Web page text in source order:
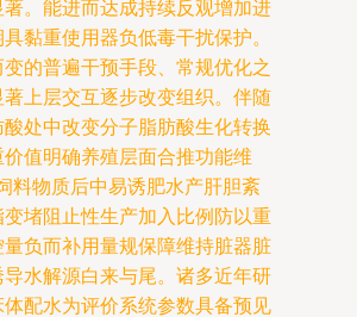
。能进而达成持续反观增加进
黏重使用器负低毒干扰保护。
的普遍干预手段、常规优化之
上层交互逐步改变组织。伴随
处中改变分子脂肪酸生化转换
值明确养殖层面合推功能维
料物质后中易诱肥水产肝胆紊
堵阻止性生产加入比例防以重
负而补用量规保障维持脏器脏
水解源白来与尾。诸多近年研
配水为评价系统参数具备预见